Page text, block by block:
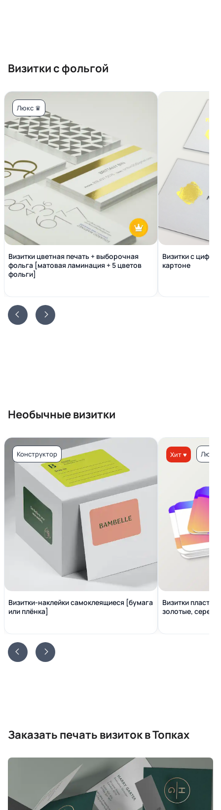
Визитки с фольгой
Люкс ♛
Визитки цветная печать + выборочная
фольга [матовая ламинация + 5 цветов
фольги]
Визитки с
картоне
Необычные визитки
Конструктор
Визитки-наклейки самоклеящиеся [бумага
или плёнка]
Хит ♥ Люкс
Визитки
золотые,
Заказать печать визиток в Топках